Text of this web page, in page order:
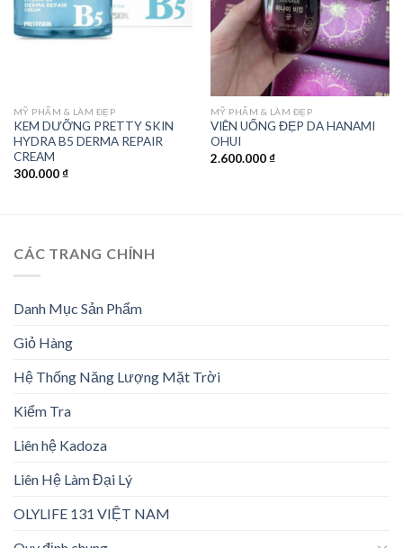
MỸ PHẨM & LÀM ĐẸP
KEM DƯỠNG PRETTY SKIN
HYDRA B5 DERMA REPAIR
CREAM
300.000₫
MỸ PHẨM & LÀM ĐẸP
VIÊN UỐNG ĐẸP DA HANAMI
OHUI
2.600.000₫
CÁC TRANG CHÍNH
Danh Mục Sản Phẩm
Giỏ Hàng
Hệ Thống Năng Lượng Mặt Trời
Kiểm Tra
Liên hệ Kadoza
Liên Hệ Làm Đại Lý
OLYLIFE 131 VIỆT NAM